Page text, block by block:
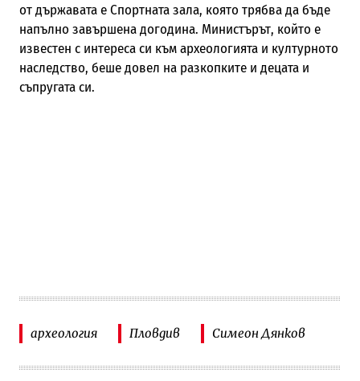
от държавата е Спортната зала, която трябва да бъде
напълно завършена догодина. Министърът, който е
известен с интереса си към археологията и културното
наследство, беше довел на разкопките и децата и
съпругата си.
археология Пловдив Симеон Дянков